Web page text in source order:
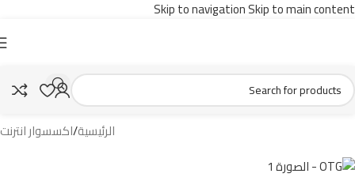
Skip to navigationSkip to main content
الرئيسية/اكسسوار انترنت